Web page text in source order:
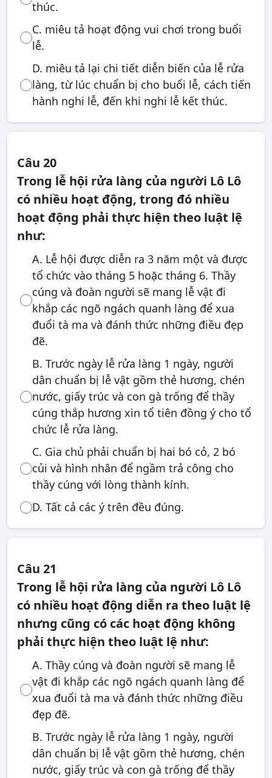
thúc.
C. miêu tả hoạt động vui chơi trong buổi
lễ.
D. miêu tả lại chi tiết diễn biến của lễ rửa
làng, từ lúc chuẩn bị cho buổi lễ, cách tiến
hành nghi lễ, đến khi nghi lễ kết thúc.
Câu 20
Trong lễ hội rửa làng của người Lô Lô
có nhiều hoạt động, trong đó nhiều
hoạt động phải thực hiện theo luật lệ
như:
A. Lễ hội được diễn ra 3 năm một và được
tổ chức vào tháng 5 hoặc tháng 6. Thầy
cúng và đoàn người sẽ mang lễ vật đi
khắp các ngõ ngách quanh làng để xua
đuổi tà ma và đánh thức những điều đẹp
đẽ.
B. Trước ngày lễ rửa làng 1 ngày, người
dân chuẩn bị lễ vật gồm thẻ hương, chén
nước, giấy trúc và con gà trống để thầy
cúng thắp hương xin tổ tiên đồng ý cho tổ
chức lễ rửa làng.
C. Gia chủ phải chuẩn bị hai bó cỏ, 2 bó
củi và hình nhân để ngầm trả công cho
thầy cúng với lòng thành kính.
D. Tất cả các ý trên đều đúng.
Câu 21
Trong lễ hội rửa làng của người Lô Lô
có nhiều hoạt động diễn ra theo luật lệ
nhưng cũng có các hoạt động không
phải thực hiện theo luật lệ như:
A. Thầy cúng và đoàn người sẽ mang lễ
vật đi khắp các ngõ ngách quanh làng để
xua đuổi tà ma và đánh thức những điều
đẹp đẽ.
B. Trước ngày lễ rửa làng 1 ngày, người
dân chuẩn bị lễ vật gồm thẻ hương, chén
nước, giấy trúc và con gà trống để thầy